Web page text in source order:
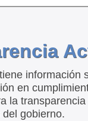
información
en
la
gobierno.